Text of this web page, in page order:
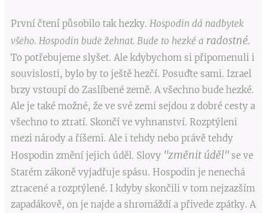
První čtení působilo tak hezky. Hospodin dá nadbytek
všeho. Hospodin bude žehnat. Bude to hezké a radostné.
To potřebujeme slyšet. Ale kdybychom si připomenuli i
souvislosti, bylo by to ještě hezčí. Posuďte sami. Izrael
brzy vstoupí do Zaslíbené země. A všechno bude hezké.
Ale je také možné, že ve své zemi sejdou z dobré cesty a
všechno to ztratí. Skončí ve vyhnanství. Rozptýleni
mezi národy a říšemi. Ale i tehdy nebo právě tehdy
Hospodin změní jejich úděl. Slovy "změnit úděl" se ve
Starém zákoně vyjadřuje spásu. Hospodin je nenechá
ztracené a rozptýlené. I kdyby skončili v tom nejzazším
zapadákově, on je najde a shromáždí a přivede zpátky. A